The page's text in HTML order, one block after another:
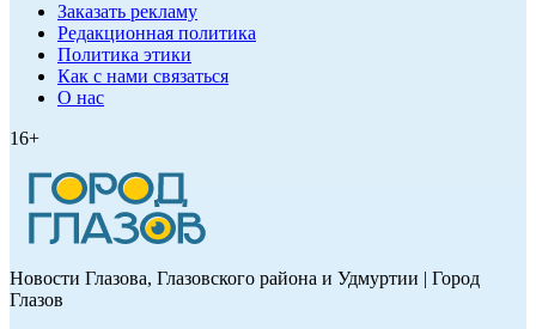
Заказать рекламу
Редакционная политика
Политика этики
Как с нами связаться
О нас
16+
Новости Глазова, Глазовского района и Удмуртии | Город
Глазов